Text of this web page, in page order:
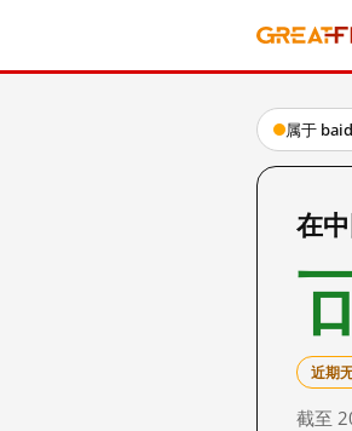
属于
在
近期
截至